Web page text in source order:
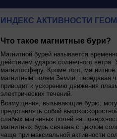
ИНДЕКС АКТИВНОСТИ
Что такое магнитные бури?
Магнитной бурей называется
действием ударов солнечного ветра.
магнитосферу. Кроме того,
магнитным полем Земли, передавая
приводит к ускорению движения
электрических течений.
Возмущения, вызывающие бурю,
представлять собой
слабых магниных полей на
магнитных бурь связана с циклом
чаще при максиальной активности